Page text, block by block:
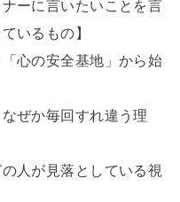
ーに言いたいことを言
いるもの】
心の安全基地」から始
ぜか毎回すれ違う理
人が見落としている視